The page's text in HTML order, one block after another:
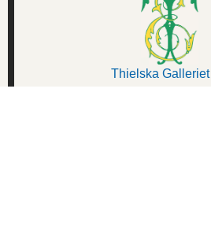
Thielska Galleriet